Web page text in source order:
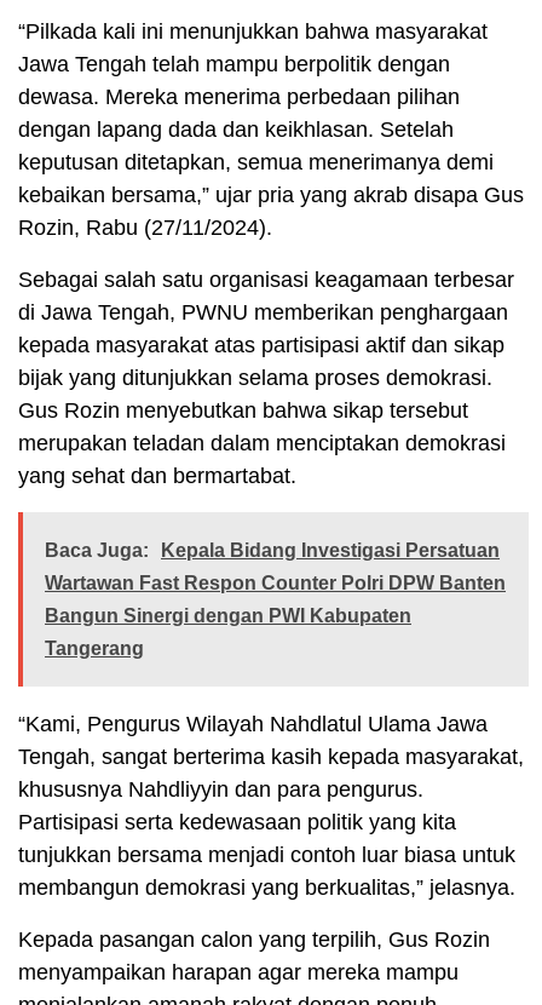
“Pilkada kali ini menunjukkan bahwa masyarakat
Jawa Tengah telah mampu berpolitik dengan
dewasa. Mereka menerima perbedaan pilihan
dengan lapang dada dan keikhlasan. Setelah
keputusan ditetapkan, semua menerimanya demi
kebaikan bersama,” ujar pria yang akrab disapa Gus
Rozin, Rabu (27/11/2024).
Sebagai salah satu organisasi keagamaan terbesar
di Jawa Tengah, PWNU memberikan penghargaan
kepada masyarakat atas partisipasi aktif dan sikap
bijak yang ditunjukkan selama proses demokrasi.
Gus Rozin menyebutkan bahwa sikap tersebut
merupakan teladan dalam menciptakan demokrasi
yang sehat dan bermartabat.
Baca Juga:
Kepala Bidang Investigasi Persatuan
Wartawan Fast Respon Counter Polri DPW Banten
Bangun Sinergi dengan PWI Kabupaten
Tangerang
“Kami, Pengurus Wilayah Nahdlatul Ulama Jawa
Tengah, sangat berterima kasih kepada masyarakat,
khususnya Nahdliyyin dan para pengurus.
Partisipasi serta kedewasaan politik yang kita
tunjukkan bersama menjadi contoh luar biasa untuk
membangun demokrasi yang berkualitas,” jelasnya.
Kepada pasangan calon yang terpilih, Gus Rozin
menyampaikan harapan agar mereka mampu